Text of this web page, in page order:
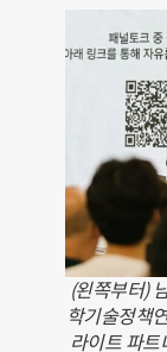
(왼쪽부터)
학기술정책
라이트 파